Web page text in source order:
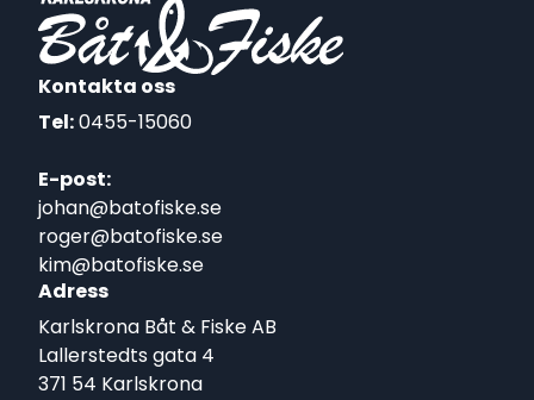
Kontakta oss
Tel:0455-15060
E-post:
johan@batofiske.se
roger@batofiske.se
kim@batofiske.se
Adress
Karlskrona Båt & Fiske AB
Lallerstedts gata 4
371 54 Karlskrona